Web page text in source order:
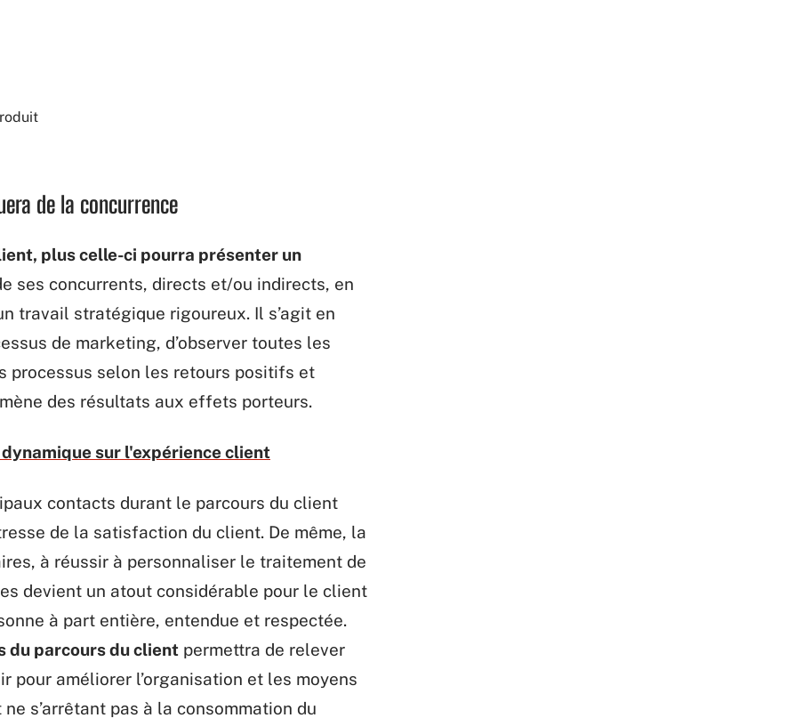
de la concurrence
plus celle-ci pourra présenter un
ses concurrents, directs et/ou indirects, en
travail stratégique rigoureux. Il s’agit en
de marketing, d’observer toutes les
processus selon les retours positifs et
des résultats aux effets porteurs.
sur l'expérience client
contacts durant le parcours du client
de la satisfaction du client. De même, la
à réussir à personnaliser le traitement de
devient un atout considérable pour le client
à part entière, entendue et respectée.
du parcours du client permettra de relever
pour améliorer l’organisation et les moyens
s’arrêtant pas à la consommation du